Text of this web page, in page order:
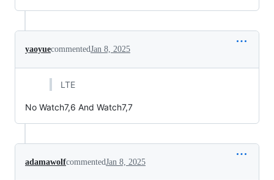
yaoyuecommentedJan 8, 2025
LTE
No Watch7,6 And Watch7,7
adamawolfcommentedJan 8, 2025